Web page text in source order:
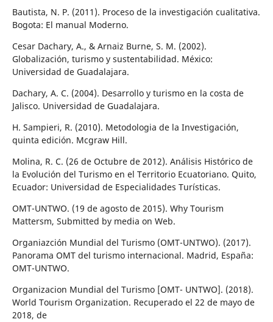
Bautista, N. P. (2011). Proceso de la investigación cualitativa.
Bogota: El manual Moderno.
Cesar Dachary, A., & Arnaiz Burne, S. M. (2002).
Globalización, turismo y sustentabilidad. México:
Universidad de Guadalajara.
Dachary, A. C. (2004). Desarrollo y turismo en la costa de
Jalisco. Universidad de Guadalajara.
H. Sampieri, R. (2010). Metodologia de la Investigación,
quinta edición. Mcgraw Hill.
Molina, R. C. (26 de Octubre de 2012). Análisis Histórico de
la Evolución del Turismo en el Territorio Ecuatoriano. Quito,
Ecuador: Universidad de Especialidades Turísticas.
OMT-UNTWO. (19 de agosto de 2015). Why Tourism
Mattersm, Submitted by media on Web.
Organiazción Mundial del Turismo (OMT-UNTWO). (2017).
Panorama OMT del turismo internacional. Madrid, España:
OMT-UNTWO.
Organizacion Mundial del Turismo [OMT- UNTWO]. (2018).
World Tourism Organization. Recuperado el 22 de mayo de
2018, de